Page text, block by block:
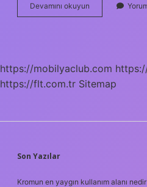
Devamını okuyun
Merkezi
https://mobilyaclub.com
https://flt.com.tr Sitemap
SIDEBAR
Son Yazılar
Kromun en yaygın kullanım alanı